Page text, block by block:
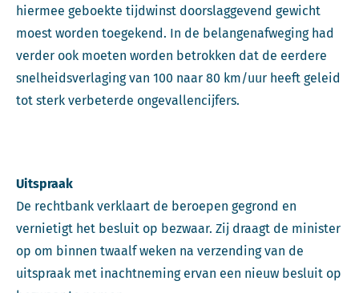
hiermee geboekte tijdwinst doorslaggevend gewicht
moest worden toegekend. In de belangenafweging had
verder ook moeten worden betrokken dat de eerdere
snelheidsverlaging van 100 naar 80 km/uur heeft geleid
tot sterk verbeterde ongevallencijfers.
Uitspraak
De rechtbank verklaart de beroepen gegrond en
vernietigt het besluit op bezwaar. Zij draagt de minister
op om binnen twaalf weken na verzending van de
uitspraak met inachtneming ervan een nieuw besluit op